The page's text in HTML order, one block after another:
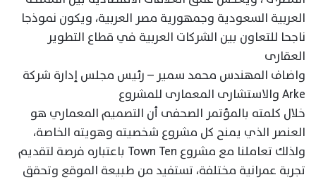
العربية السعودية وجمهورية مصر العربية، ويكون نموذجا
ناجحا للتعاون بين الشركات العربية في قطاع التطوير
العقارى
واضاف المهندس محمد سمير – رئيس مجلس إدارة شركة
Arke والاستشارى المعمارى للمشروع
خلال كلمته بالمؤتمر الصحفى أن التصميم المعماري هو
العنصر الذي يمنح كل مشروع شخصيته وهويته الخاصة،
ولذلك تعاملنا مع مشروع Town Ten باعتباره فرصة لتقديم
تجربة عمرانية مختلفة، تستفيد من طبيعة الموقع وتحقق